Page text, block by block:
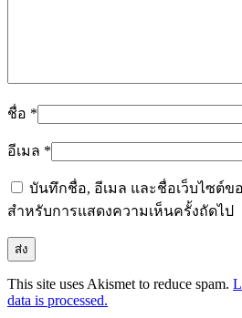
ชื่อ *
อีเมล *
บันทึกชื่อ, อีเมล และชื่อเว็บไซต์ข
สำหรับการแสดงความเห็นครั้งถัดไป
This site uses Akismet to reduce spam.
data is processed.